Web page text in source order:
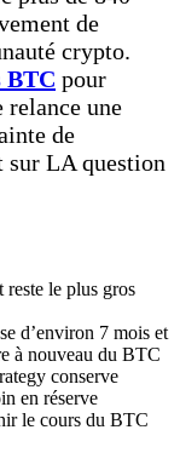
de
crypto.
BTC pour
relance une
de
sur LA question
le plus gros
d’environ 7 mois et
à nouveau du BTC
conserve
en réserve
le cours du BTC